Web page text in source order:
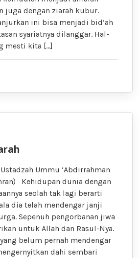
juga dengan ziarah kubur.
ini bisa menjadi bid’ah
syariatnya dilanggar. Hal-
mesti kita […]
Ummu ‘Abdirrahman
Kehidupan dunia dengan
seolah tak lagi berarti
dia telah mendengar janji
Sepenuh pengorbanan jiwa
untuk Allah dan Rasul-Nya.
belum pernah mendengar
dahi sembari